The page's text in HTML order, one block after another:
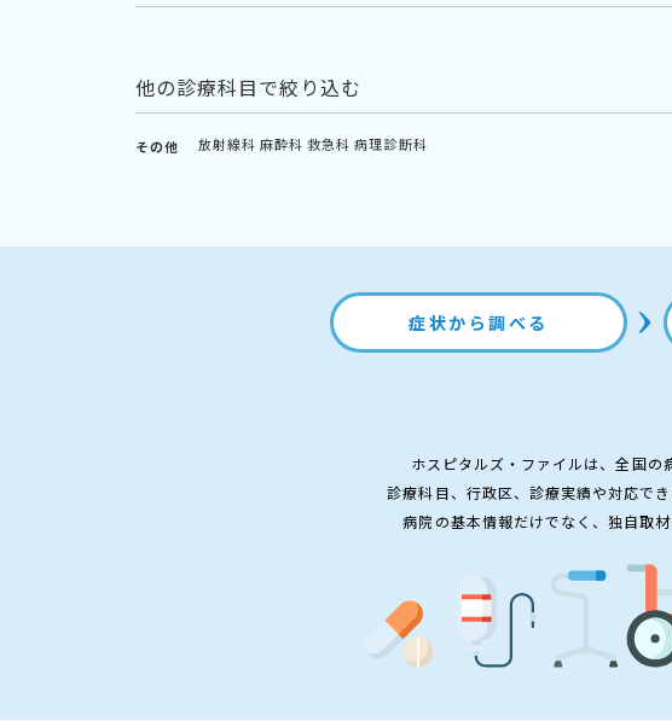
他の診療科目で絞り込む
その他 放射線科 麻酔科 救急科 病理診断科
症状から調べる
ホスピタルズ・ファイルは、全国の
診療科目、行政区、診療実績や対応で
病院の基本情報だけでなく、独自取